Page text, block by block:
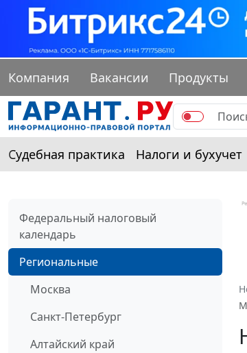
Компания Вакансии Продукты
Судебная практика Налоги и бухучет
Федеральный налоговый
календарь
Региональные
Москва
Санкт-Петербург
Алтайский край